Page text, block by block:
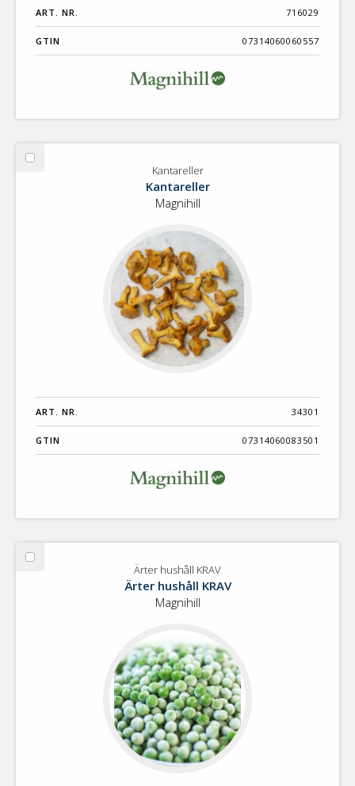
ART. NR. 716029
GTIN 07314060060557
Välj
Kantareller
Kantareller
Magnihill
ART. NR. 34301
GTIN 07314060083501
Välj
Ärter hushåll KRAV
Ärter hushåll KRAV
Magnihill